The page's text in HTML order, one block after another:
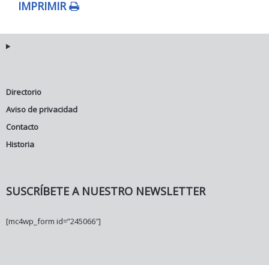
IMPRIMIR
Directorio
Aviso de privacidad
Contacto
Historia
SUSCRÍBETE A NUESTRO NEWSLETTER
[mc4wp_form id=”245066″]